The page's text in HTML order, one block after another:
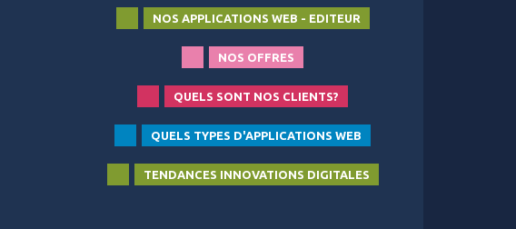
NOS APPLICATIONS WEB - EDITEUR
NOS OFFRES
QUELS SONT NOS CLIENTS?
QUELS TYPES D'APPLICATIONS WEB
TENDANCES INNOVATIONS DIGITALES